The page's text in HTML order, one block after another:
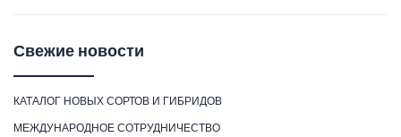
Свежие новости
КАТАЛОГ НОВЫХ СОРТОВ И ГИБРИДОВ
МЕЖДУНАРОДНОЕ СОТРУДНИЧЕСТВО